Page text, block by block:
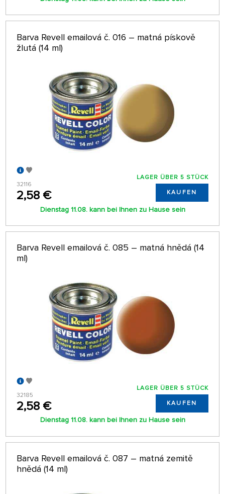
Barva Revell emailová č. 016 – matná pískově
žlutá (14 ml)
32116
2,58 €
LAGER ÜBER 5 STÜCK
KAUFEN
Dienstag 11.08. kann bei Ihnen zu Hause sein
Barva Revell emailová č. 085 – matná hnědá (14
ml)
32185
2,58 €
LAGER ÜBER 5 STÜCK
KAUFEN
Dienstag 11.08. kann bei Ihnen zu Hause sein
Barva Revell emailová č. 087 – matná zemitě
hnědá (14 ml)